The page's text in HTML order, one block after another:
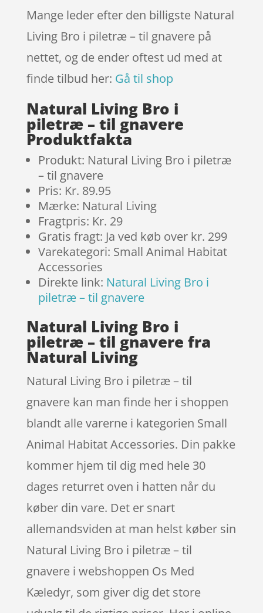
mmelser
Mange leder efter den billigste Natural
Living Bro i piletræ – til gnavere på
nettet, og de ender oftest ud med at
finde tilbud her: Gå til shop
Natural Living Bro i
piletræ – til gnavere
Produktfakta
Produkt: Natural Living Bro i piletræ
– til gnavere
Pris: Kr. 89.95
Mærke: Natural Living
Fragtpris: Kr. 29
Gratis fragt: Ja ved køb over kr. 299
Varekategori: Small Animal Habitat
Accessories
Direkte link: Natural Living Bro i
piletræ – til gnavere
Natural Living Bro i
piletræ – til gnavere fra
Natural Living
Natural Living Bro i piletræ – til
gnavere kan man finde her i shoppen
blandt alle varerne i kategorien Small
Animal Habitat Accessories. Din pakke
kommer hjem til dig med hele 30
dages returret oven i hatten når du
køber din vare. Det er snart
allemandsviden at man helst køber sin
Natural Living Bro i piletræ – til
gnavere i webshoppen Os Med
Kæledyr, som giver dig det store